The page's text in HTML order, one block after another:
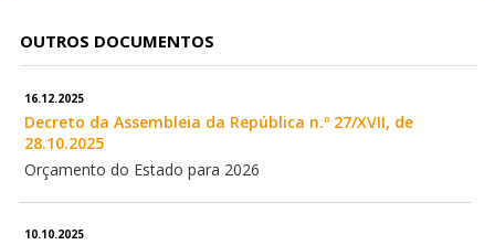
OUTROS DOCUMENTOS
16.12.2025
Decreto da Assembleia da República n.º 27/XVII, de
28.10.2025
Orçamento do Estado para 2026
10.10.2025